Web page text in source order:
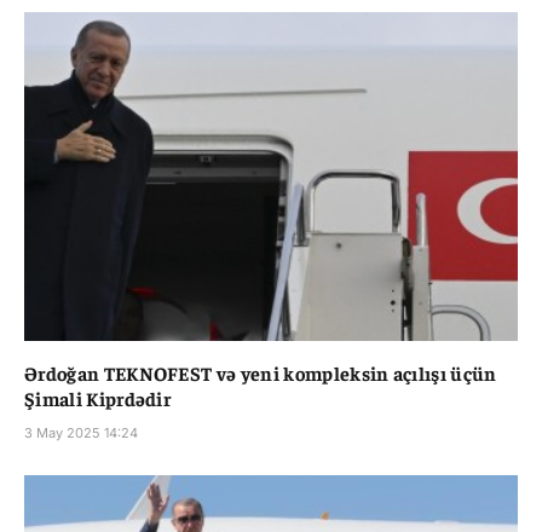
Ərdoğan TEKNOFEST və yeni kompleksin açılışı üçün
Şimali Kiprdədir
3 May 2025 14:24